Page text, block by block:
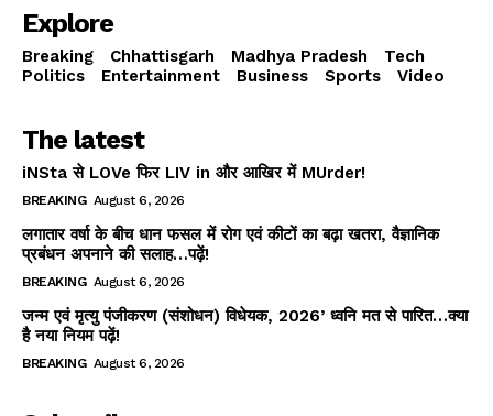
Explore
Breaking Chhattisgarh Madhya Pradesh
Tech
Politics
Entertainment Business Sports Video
The latest
iNSta से LOVe फिर LIV in और आखिर में MUrder!
BREAKING August 6, 2026
लगातार वर्षा के बीच धान फसल में रोग एवं कीटों का बढ़ा खतरा, वैज्ञानिक
प्रबंधन अपनाने की सलाह…पढ़ें!
BREAKING August 6, 2026
जन्म एवं मृत्यु पंजीकरण (संशोधन) विधेयक, 2026’ ध्वनि मत से पारित…क्या
है नया नियम पढ़ें!
BREAKING August 6, 2026